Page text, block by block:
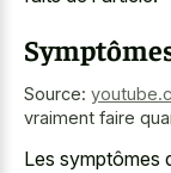
Source:
vraiment faire
Les symptômes